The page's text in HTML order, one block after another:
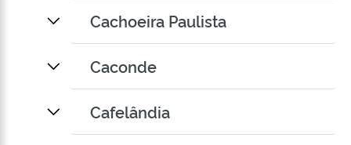
Cachoeira Paulista
Caconde
Cafelândia